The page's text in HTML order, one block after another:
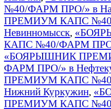
№40/ФАРМ ПРО/» в
ПРЕМИУМ КАПС
Невинномысск,
КАПС №40/ФАРМ ПРО/
«БОЯРЫШНИК
ФАРМ ПРО/» в
ПРЕМИУМ КАПС
Нижний Куркужин,
ПРЕМИУМ КАПС